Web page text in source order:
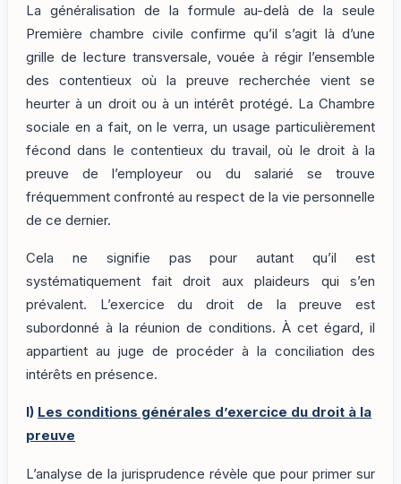
La généralisation de la formule au-delà de la seule
Première chambre civile confirme qu’il s’agit là d’une
grille de lecture transversale, vouée à régir l’ensemble
des contentieux où la preuve recherchée vient se
heurter à un droit ou à un intérêt protégé. La Chambre
sociale en a fait, on le verra, un usage particulièrement
fécond dans le contentieux du travail, où le droit à la
preuve de l’employeur ou du salarié se trouve
fréquemment confronté au respect de la vie personnelle
de ce dernier.
Cela ne signifie pas pour autant qu’il est
systématiquement fait droit aux plaideurs qui s’en
prévalent. L’exercice du droit de la preuve est
subordonné à la réunion de conditions. À cet égard, il
appartient au juge de procéder à la conciliation des
intérêts en présence.
I) Les conditions générales d’exercice du droit à la
preuve
L’analyse de la jurisprudence révèle que pour primer sur